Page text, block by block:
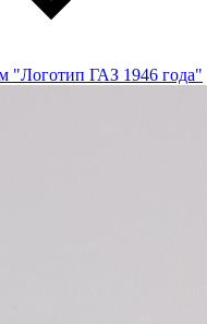
"Логотип ГАЗ 1946 года"